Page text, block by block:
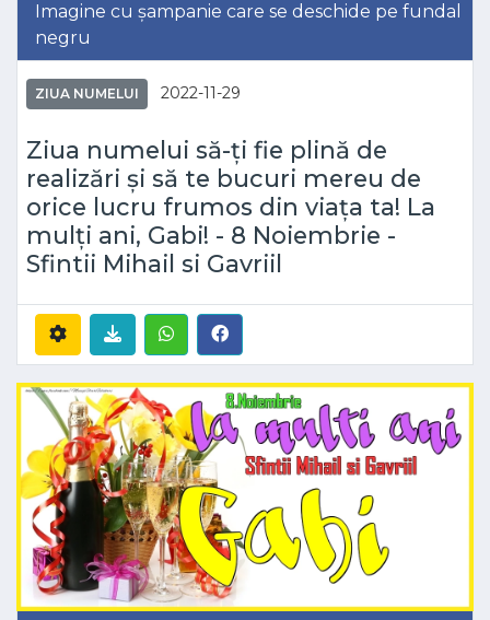
Imagine cu șampanie care se deschide pe fundal
negru
ZIUA NUMELUI 2022-11-29
Ziua numelui să-ți fie plină de
realizări și să te bucuri mereu de
orice lucru frumos din viața ta! La
mulți ani, Gabi! - 8 Noiembrie -
Sfintii Mihail si Gavriil